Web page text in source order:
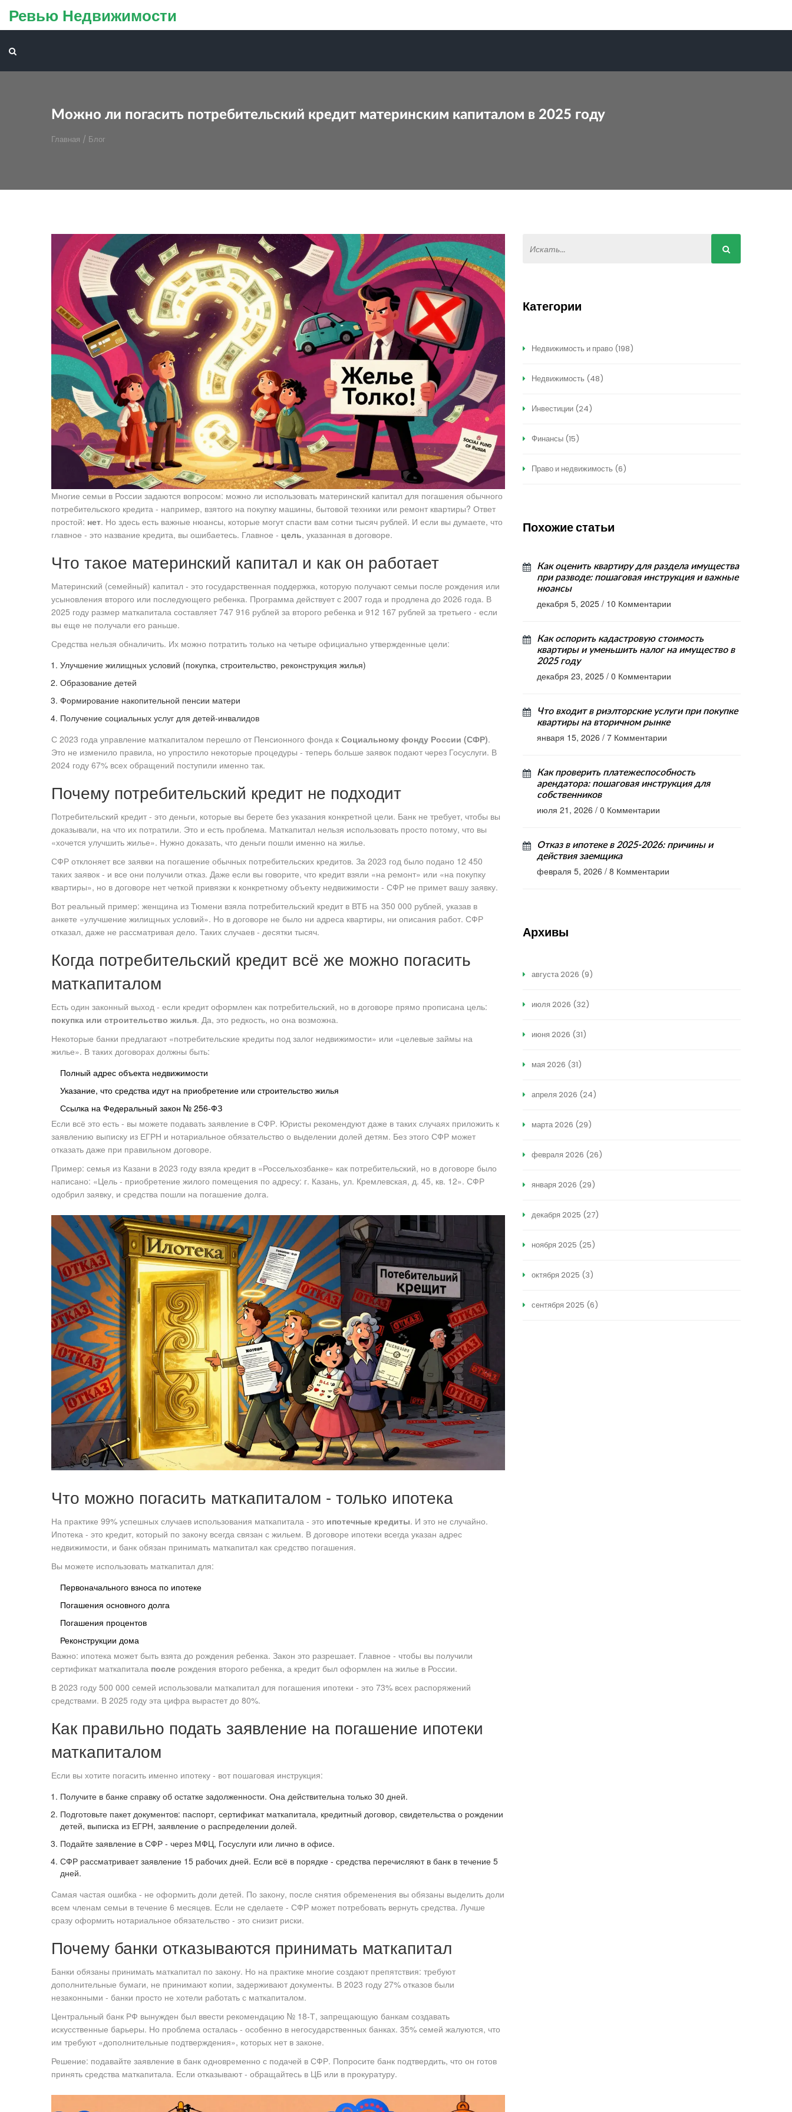
Ревью Недвижимости
Можно ли погасить потребительский кредит материнским капиталом в 2025 году
Главная / Блог
Многие семьи в России задаются вопросом: можно ли использовать материнский капитал для погашения обычного
потребительского кредита - например, взятого на покупку машины, бытовой техники или ремонт квартиры? Ответ
простой: нет. Но здесь есть важные нюансы, которые могут спасти вам сотни тысяч рублей. И если вы думаете, что
главное - это название кредита, вы ошибаетесь. Главное - цель, указанная в договоре.
Что такое материнский капитал и как он работает
Материнский (семейный) капитал - это государственная поддержка, которую получают семьи после рождения или
усыновления второго или последующего ребенка. Программа действует с 2007 года и продлена до 2026 года. В
2025 году размер маткапитала составляет 747 916 рублей за второго ребенка и 912 167 рублей за третьего - если
вы еще не получали его раньше.
Средства нельзя обналичить. Их можно потратить только на четыре официально утвержденные цели:
Улучшение жилищных условий (покупка, строительство, реконструкция жилья)
Образование детей
Формирование накопительной пенсии матери
Получение социальных услуг для детей-инвалидов
С 2023 года управление маткапиталом перешло от Пенсионного фонда к Социальному фонду России (СФР).
Это не изменило правила, но упростило некоторые процедуры - теперь больше заявок подают через Госуслуги. В
2024 году 67% всех обращений поступили именно так.
Почему потребительский кредит не подходит
Потребительский кредит - это деньги, которые вы берете без указания конкретной цели. Банк не требует, чтобы вы
доказывали, на что их потратили. Это и есть проблема. Маткапитал нельзя использовать просто потому, что вы
«хочется улучшить жилье». Нужно доказать, что деньги пошли именно на жилье.
СФР отклоняет все заявки на погашение обычных потребительских кредитов. За 2023 год было подано 12 450
таких заявок - и все они получили отказ. Даже если вы говорите, что кредит взяли «на ремонт» или «на покупку
квартиры», но в договоре нет четкой привязки к конкретному объекту недвижимости - СФР не примет вашу заявку.
Вот реальный пример: женщина из Тюмени взяла потребительский кредит в ВТБ на 350 000 рублей, указав в
анкете «улучшение жилищных условий». Но в договоре не было ни адреса квартиры, ни описания работ. СФР
отказал, даже не рассматривая дело. Таких случаев - десятки тысяч.
Когда потребительский кредит всё же можно погасить
маткапиталом
Есть один законный выход - если кредит оформлен как потребительский, но в договоре прямо прописана цель:
покупка или строительство жилья. Да, это редкость, но она возможна.
Некоторые банки предлагают «потребительские кредиты под залог недвижимости» или «целевые займы на
жилье». В таких договорах должны быть:
Полный адрес объекта недвижимости
Указание, что средства идут на приобретение или строительство жилья
Ссылка на Федеральный закон № 256-ФЗ
Если всё это есть - вы можете подавать заявление в СФР. Юристы рекомендуют даже в таких случаях приложить к
заявлению выписку из ЕГРН и нотариальное обязательство о выделении долей детям. Без этого СФР может
отказать даже при правильном договоре.
Пример: семья из Казани в 2023 году взяла кредит в «Россельхозбанке» как потребительский, но в договоре было
написано: «Цель - приобретение жилого помещения по адресу: г. Казань, ул. Кремлевская, д. 45, кв. 12». СФР
одобрил заявку, и средства пошли на погашение долга.
Что можно погасить маткапиталом - только ипотека
На практике 99% успешных случаев использования маткапитала - это ипотечные кредиты. И это не случайно.
Ипотека - это кредит, который по закону всегда связан с жильем. В договоре ипотеки всегда указан адрес
недвижимости, и банк обязан принимать маткапитал как средство погашения.
Вы можете использовать маткапитал для:
Первоначального взноса по ипотеке
Погашения основного долга
Погашения процентов
Реконструкции дома
Важно: ипотека может быть взята до рождения ребенка. Закон это разрешает. Главное - чтобы вы получили
сертификат маткапитала после рождения второго ребенка, а кредит был оформлен на жилье в России.
В 2023 году 500 000 семей использовали маткапитал для погашения ипотеки - это 73% всех распоряжений
средствами. В 2025 году эта цифра вырастет до 80%.
Как правильно подать заявление на погашение ипотеки
маткапиталом
Если вы хотите погасить именно ипотеку - вот пошаговая инструкция:
Получите в банке справку об остатке задолженности. Она действительна только 30 дней.
Подготовьте пакет документов: паспорт, сертификат маткапитала, кредитный договор, свидетельства о рождении
детей, выписка из ЕГРН, заявление о распределении долей.
Подайте заявление в СФР - через МФЦ, Госуслуги или лично в офисе.
СФР рассматривает заявление 15 рабочих дней. Если всё в порядке - средства перечисляют в банк в течение 5
дней.
Самая частая ошибка - не оформить доли детей. По закону, после снятия обременения вы обязаны выделить доли
всем членам семьи в течение 6 месяцев. Если не сделаете - СФР может потребовать вернуть средства. Лучше
сразу оформить нотариальное обязательство - это снизит риски.
Почему банки отказываются принимать маткапитал
Банки обязаны принимать маткапитал по закону. Но на практике многие создают препятствия: требуют
дополнительные бумаги, не принимают копии, задерживают документы. В 2023 году 27% отказов были
незаконными - банки просто не хотели работать с маткапиталом.
Центральный банк РФ вынужден был ввести рекомендацию № 18-Т, запрещающую банкам создавать
искусственные барьеры. Но проблема осталась - особенно в негосударственных банках. 35% семей жалуются, что
им требуют «дополнительные подтверждения», которых нет в законе.
Решение: подавайте заявление в банк одновременно с подачей в СФР. Попросите банк подтвердить, что он готов
принять средства маткапитала. Если отказывают - обращайтесь в ЦБ или в прокуратуру.
Категории
Недвижимость и право (198)
Недвижимость (48)
Инвестиции (24)
Финансы (15)
Право и недвижимость (6)
Похожие статьи
Как оценить квартиру для раздела имущества
при разводе: пошаговая инструкция и важные
нюансы
декабря 5, 2025 / 10 Комментарии
Как оспорить кадастровую стоимость
квартиры и уменьшить налог на имущество в
2025 году
декабря 23, 2025 / 0 Комментарии
Что входит в риэлторские услуги при покупке
квартиры на вторичном рынке
января 15, 2026 / 7 Комментарии
Как проверить платежеспособность
арендатора: пошаговая инструкция для
собственников
июля 21, 2026 / 0 Комментарии
Отказ в ипотеке в 2025-2026: причины и
действия заемщика
февраля 5, 2026 / 8 Комментарии
Архивы
августа 2026 (9)
июля 2026 (32)
июня 2026 (31)
мая 2026 (31)
апреля 2026 (24)
марта 2026 (29)
февраля 2026 (26)
января 2026 (29)
декабря 2025 (27)
ноября 2025 (25)
октября 2025 (3)
сентября 2025 (6)